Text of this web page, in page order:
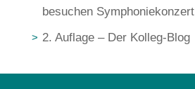
besuchen Symphoniekonzert
2. Auflage – Der Kolleg-Blog